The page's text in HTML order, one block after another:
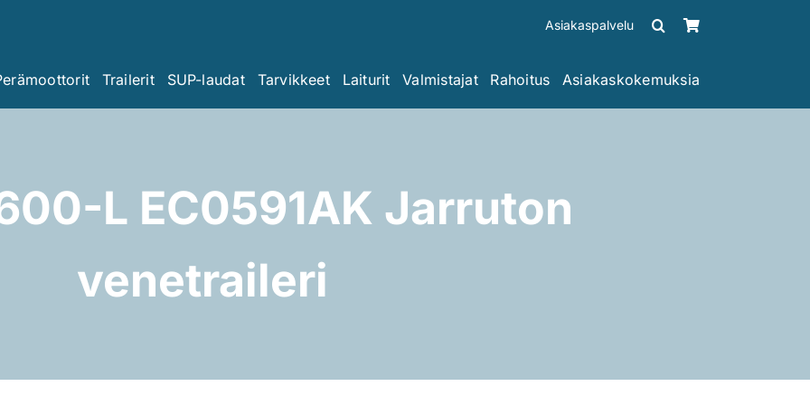
Asiakaspalvelu
Trailerit SUP-laudat Tarvikkeet Laiturit Valmistajat Rahoitus Asiakaskokemuksia
L EC0591AK Jarruton
venetraileri